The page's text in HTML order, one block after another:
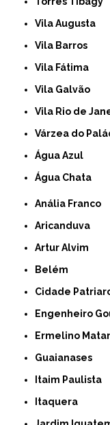
Vila Augusta
Vila Barros
Vila Fátima
Vila Galvão
Vila Rio de
Várzea do
Água Azul
Água Chata
Anália Franco
Aricanduva
Artur Alvim
Belém
Cidade
Engenheiro
Ermelino
Guaianases
Itaim Paulista
Itaquera